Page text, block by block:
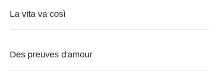
La vita va così
Des preuves d'amour